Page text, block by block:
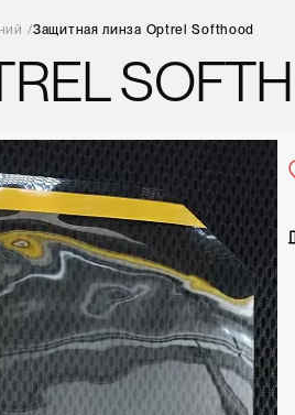
/Защитная линза Optrel Softhood